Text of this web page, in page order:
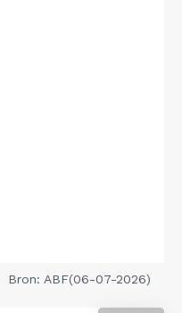
Bron: ABF(06-07-2026)